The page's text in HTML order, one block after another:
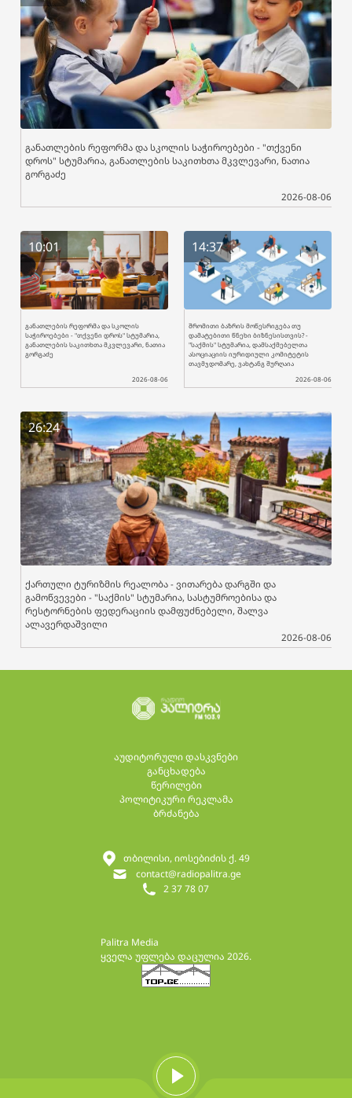
განათლების რეფორმა და სკოლის საჭიროებები - "თქვენი
დროს" სტუმარია, განათლების საკითხთა მკვლევარი, ნათია
გორგაძე
2026-08-06
10:01
განათლების რეფორმა და სკოლის
საჭიროებები - "თქვენი დროს" სტუმარია,
განათლების საკითხთა მკვლევარი, ნათია
გორგაძე
2026-08-06
14:37
შრომითი ბაზრის მოწესრიგება თუ
დამატებითი წნეხი ბიზნესისთვის? -
"საქმის" სტუმარია, დამსაქმებელთა
ასოციაციის იურიდიული კომიტეტის
თავმჯდომარე, ვახტანგ შურღაია
2026-08-06
26:24
ქართული ტურიზმის რეალობა - ვითარება დარგში და
გამოწვევები - "საქმის" სტუმარია, სასტუმროებისა და
რესტორნების ფედერაციის დამფუძნებელი, შალვა
ალავერდაშვილი
2026-08-06
აუდიტორული დასკვნები
განცხადება
წერილები
პოლიტიკური რეკლამა
ბრძანება
Palitra Media
ყველა უფლება დაცულია 2026.
2 37 78 07
contact@radiopalitra.ge
თბილისი, იოსებიძის ქ. 49